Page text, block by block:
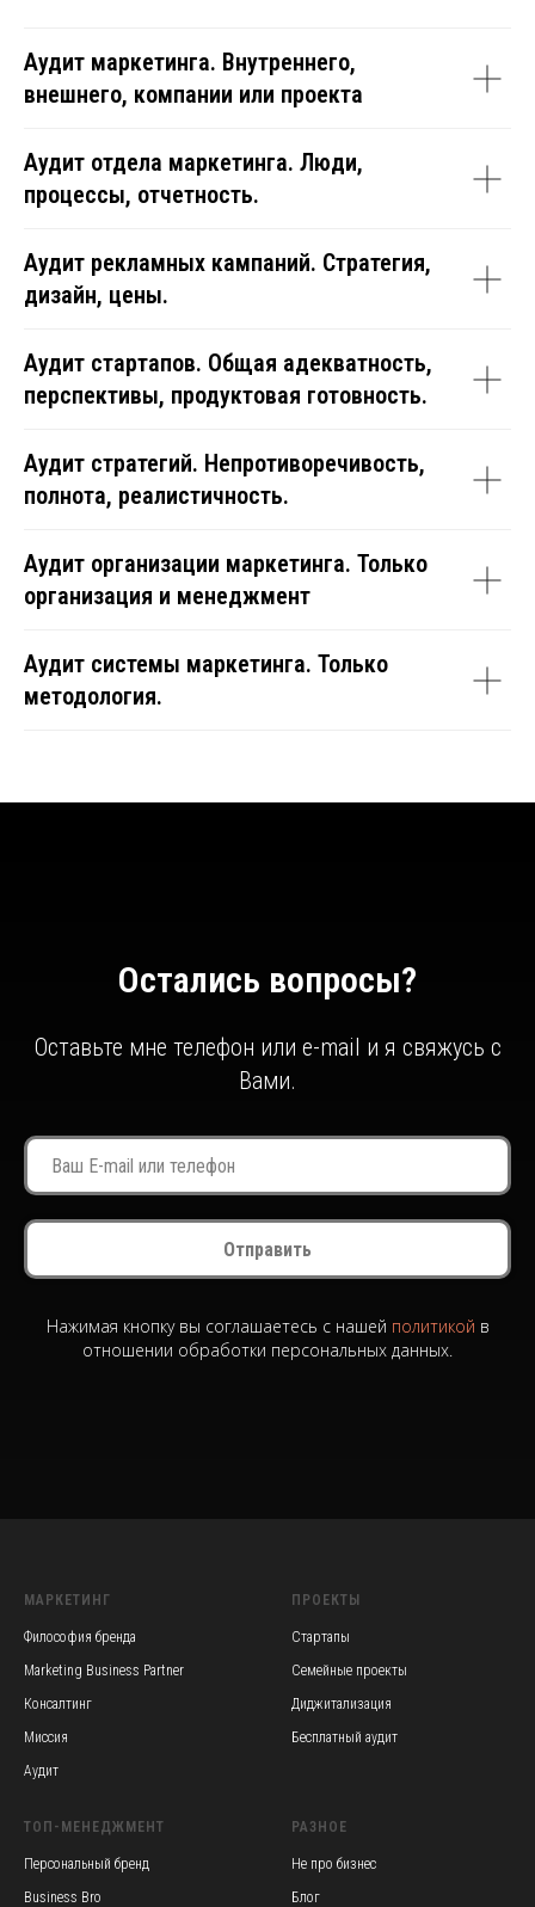
Аудит маркетинга. Внутреннего,
внешнего, компании или проекта
Аудит отдела маркетинга. Люди,
процессы, отчетность.
Аудит рекламных кампаний. Стратегия,
дизайн, цены.
Аудит стартапов. Общая адекватность,
перспективы, продуктовая готовность.
Аудит стратегий. Непротиворечивость,
полнота, реалистичность.
Аудит организации маркетинга. Только
организация и менеджмент
Аудит системы маркетинга. Только
методология.
Остались вопросы?
Оставьте мне телефон или e-mail и я свяжусь с
Вами.
Отправить
Нажимая кнопку вы соглашаетесь с нашей политикой в
отношении обработки персональных данных.
МАРКЕТИНГ
Философия бренда
Marketing Business Partner
Консалтинг
Миссия
Аудит
ПРОЕКТЫ
Стартапы
Семейные проекты
Диджитализация
Бесплатный аудит
TOП-МЕНЕДЖМЕНТ
Персональный бренд
Business Bro
РАЗНОЕ
Не про бизнес
Блог